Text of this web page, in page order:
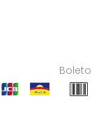
Boleto